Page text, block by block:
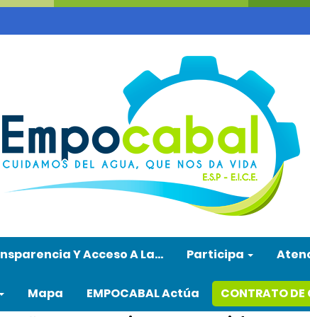
Y Acceso A La… Participa
Mapa EMPOCABAL Actúa CONTRATO DE